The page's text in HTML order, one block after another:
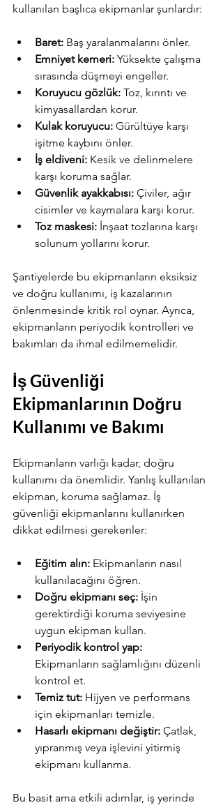
kullanılan başlıca ekipmanlar şunlardır:
Baret: Baş yaralanmalarını önler.
Emniyet kemeri: Yüksekte çalışma
sırasında düşmeyi engeller.
Koruyucu gözlük: Toz, kırıntı ve
kimyasallardan korur.
Kulak koruyucu: Gürültüye karşı
işitme kaybını önler.
İş eldiveni: Kesik ve delinmelere
karşı koruma sağlar.
Güvenlik ayakkabısı: Çiviler, ağır
cisimler ve kaymalara karşı korur.
Toz maskesi: İnşaat tozlarına karşı
solunum yollarını korur.
Şantiyelerde bu ekipmanların eksiksiz
ve doğru kullanımı, iş kazalarının
önlenmesinde kritik rol oynar. Ayrıca,
ekipmanların periyodik kontrolleri ve
bakımları da ihmal edilmemelidir.
İş Güvenliği
Ekipmanlarının Doğru
Kullanımı ve Bakımı
Ekipmanların varlığı kadar, doğru
kullanımı da önemlidir. Yanlış kullanılan
ekipman, koruma sağlamaz. İş
güvenliği ekipmanlarını kullanırken
dikkat edilmesi gerekenler:
Eğitim alın: Ekipmanların nasıl
kullanılacağını öğren.
Doğru ekipmanı seç: İşin
gerektirdiği koruma seviyesine
uygun ekipman kullan.
Periyodik kontrol yap:
Ekipmanların sağlamlığını düzenli
kontrol et.
Temiz tut: Hijyen ve performans
için ekipmanları temizle.
Hasarlı ekipmanı değiştir: Çatlak,
yıpranmış veya işlevini yitirmiş
ekipmanı kullanma.
Bu basit ama etkili adımlar, iş yerinde
Your 14 days trial has
expired.
The trial's over, but the show must go
on! 🎬 Upgrade now to keep your web
masterpiece in the spotlight.